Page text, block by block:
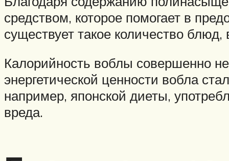
средством, которое помогает в
существует такое количество
Калорийность воблы совершенно
энергетической ценности вобла
например, японской диеты,
вреда.